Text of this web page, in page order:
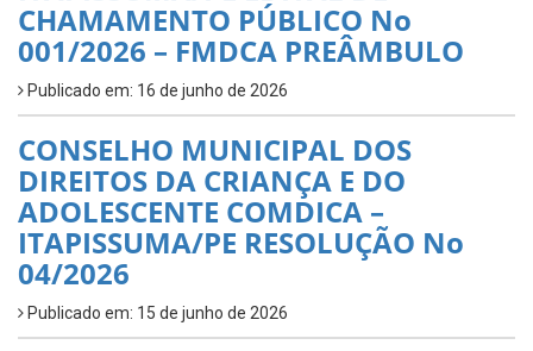
CHAMAMENTO PÚBLICO No
001/2026 – FMDCA PREÂMBULO
Publicado em: 16 de junho de 2026
CONSELHO MUNICIPAL DOS
DIREITOS DA CRIANÇA E DO
ADOLESCENTE COMDICA –
ITAPISSUMA/PE RESOLUÇÃO No
04/2026
Publicado em: 15 de junho de 2026